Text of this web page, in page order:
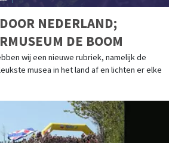
NEDERLAND;
DE BOOM
wij een nieuwe rubriek, namelijk de
musea in het land af en lichten er elke